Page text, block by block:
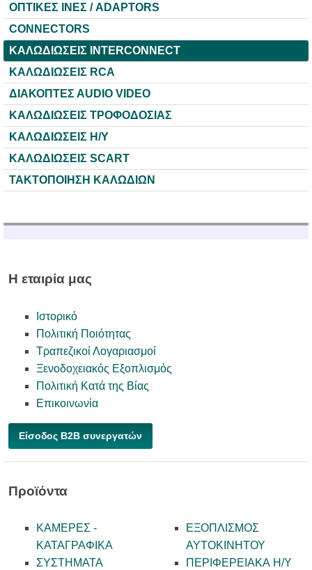
ΟΠΤΙΚΕΣ ΙΝΕΣ / ADAPTORS
CONNECTORS
ΚΑΛΩΔΙΩΣΕΙΣ INTERCONNECT
ΚΑΛΩΔΙΩΣΕΙΣ RCA
ΔΙΑΚΟΠΤΕΣ ΑUDIO VIDEO
ΚΑΛΩΔΙΩΣΕΙΣ ΤΡΟΦΟΔΟΣΙΑΣ
ΚΑΛΩΔΙΩΣΕΙΣ Η/Υ
ΚΑΛΩΔΙΩΣΕΙΣ SCART
ΤΑΚΤΟΠΟΙΗΣΗ ΚΑΛΩΔΙΩΝ
Η εταιρία μας
Ιστορικό
Πολιτική Ποιότητας
Τραπεζικοί Λογαριασμοί
Ξενοδοχειακός Εξοπλισμός
Πολιτική Κατά της Βίας
Επικοινωνία
Είσοδος B2B συνεργατών
Προϊόντα
ΚΑΜΕΡΕΣ -
KATAΓΡΑΦΙΚΑ
ΣΥΣΤΗΜΑΤΑ
ΕΞΟΠΛΙΣΜΟΣ
ΑΥΤΟΚΙΝΗΤΟΥ
ΠΕΡΙΦΕΡΕΙΑΚΑ Η/Υ